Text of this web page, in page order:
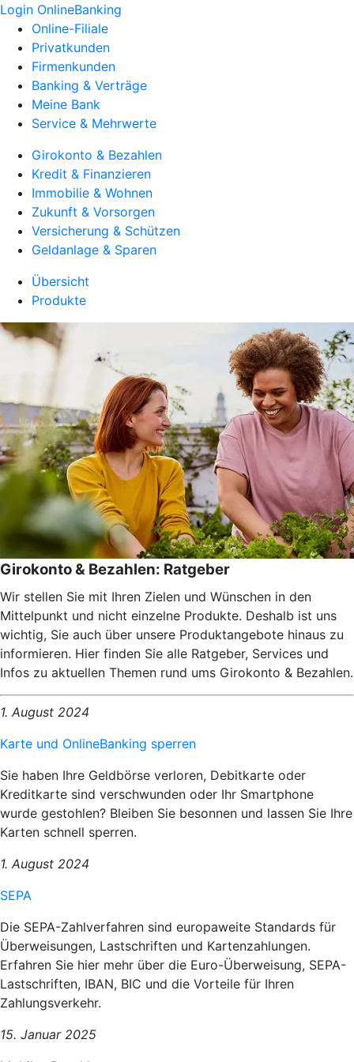
Login OnlineBanking
Online-Filiale
Privatkunden
Firmenkunden
Banking & Verträge
Meine Bank
Service & Mehrwerte
Girokonto & Bezahlen
Kredit & Finanzieren
Immobilie & Wohnen
Zukunft & Vorsorgen
Versicherung & Schützen
Geldanlage & Sparen
Übersicht
Produkte
Girokonto & Bezahlen: Ratgeber
Wir stellen Sie mit Ihren Zielen und Wünschen in den
Mittelpunkt und nicht einzelne Produkte. Deshalb ist uns
wichtig, Sie auch über unsere Produktangebote hinaus zu
informieren. Hier finden Sie alle Ratgeber, Services und
Infos zu aktuellen Themen rund ums Girokonto & Bezahlen.
1. August 2024
Karte und OnlineBanking sperren
Sie haben Ihre Geldbörse verloren, Debitkarte oder
Kreditkarte sind verschwunden oder Ihr Smartphone
wurde gestohlen? Bleiben Sie besonnen und lassen Sie Ihre
Karten schnell sperren.
1. August 2024
SEPA
Die SEPA-Zahlverfahren sind europaweite Standards für
Überweisungen, Lastschriften und Kartenzahlungen.
Erfahren Sie hier mehr über die Euro-Überweisung, SEPA-
Lastschriften, IBAN, BIC und die Vorteile für Ihren
Zahlungsverkehr.
15. Januar 2025